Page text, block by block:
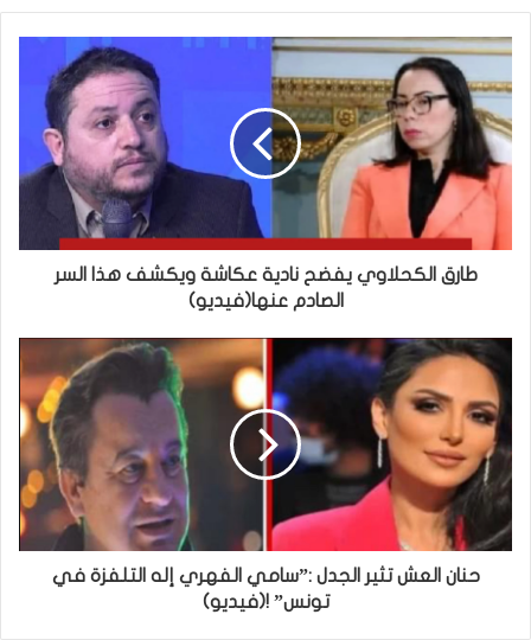
طارق الكحلاوي يفضح نادية عكاشة ويكشف هذا السر
الصادم عنها(فيديو)
حنان العش تثير الجدل :”سامي الفهري إله التلفزة في
تونس” !(فيديو)